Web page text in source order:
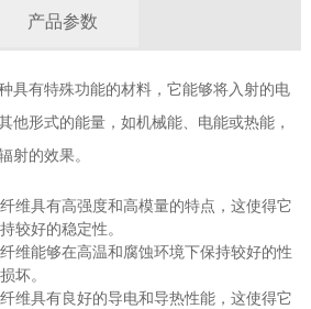
产品参数
具有特殊功能的材料，它能够将入射的电
他形式的能量，如机械能、电能或热能，
射的效果。
维具有高强度和高模量的特点，这使得它
较好的稳定性。
维能够在高温和腐蚀环境下保持较好的性
坏。
维具有良好的导电和导热性能，这使得它